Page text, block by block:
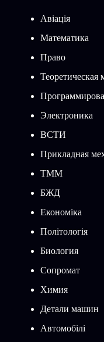
Авіація
Математика
Право
Теоретическая
Электроника
ВСТИ
Прикладная
ТММ
БЖД
Економіка
Політологія
Биология
Сопромат
Химия
Детали машин
Автомобілі